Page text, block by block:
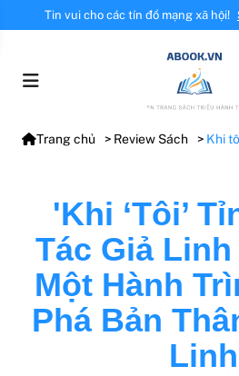
Tin vui cho các tín đồ mạng xã hội!
tác mới, cung cấp dịch vụ tăng
Trang chủ Review Sách Khi
'Khi ‘tôi’
Tác Giả
Một Hành
Phá Bản
Linh